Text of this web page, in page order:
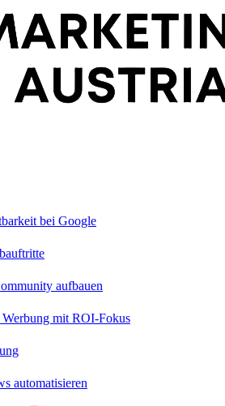
bei Google
aufbauen
Werbung mit ROI-Fokus
automatisieren